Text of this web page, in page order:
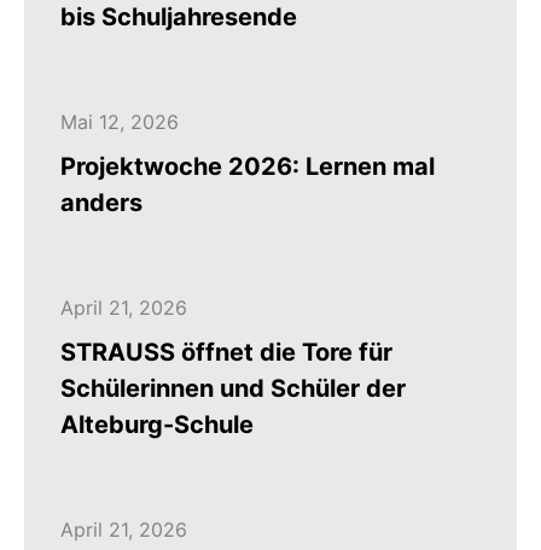
bis Schuljahresende
Mai 12, 2026
Projektwoche 2026: Lernen mal
anders
April 21, 2026
STRAUSS öffnet die Tore für
Schülerinnen und Schüler der
Alteburg-Schule
April 21, 2026